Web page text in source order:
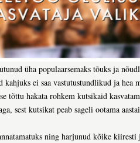
üha populaarsemaks tõuks ja
ei saa vastutustundlikud ja hea
tõttu hakata rohkem kutsikaid
sest kutsikat peab sageli ootama
ning harjunud kõike kiiresti